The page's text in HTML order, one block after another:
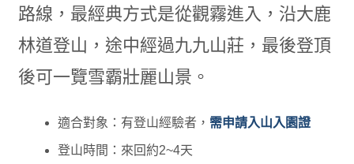
路線，最經典方式是從觀霧進入，沿大鹿
林道登山，途中經過九九山莊，最後登頂
後可一覽雪霸壯麗山景。
適合對象：有登山經驗者， 需申請入山入園證
登山時間：來回約2~4天